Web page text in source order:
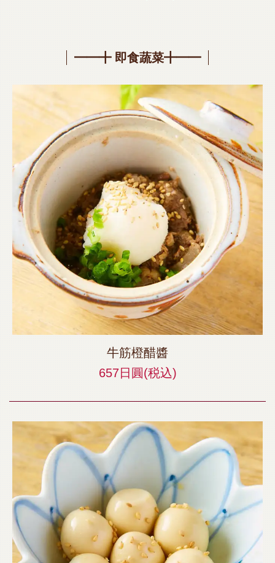
━━╋ 即食蔬菜╋━━
牛筋橙醋醬
657日圓(税込)